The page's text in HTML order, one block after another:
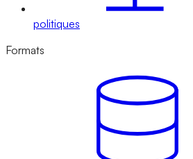
politiques
Formats